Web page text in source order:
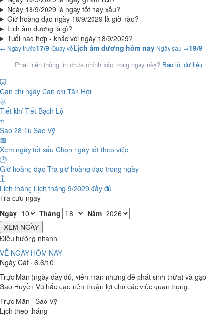
Ngày 18/9/2029 là ngày tốt hay xấu?
Giờ hoàng đạo ngày 18/9/2029 là giờ nào?
Lịch âm dương là gì?
Tuổi nào hợp - khắc với ngày 18/9/2029?
← Ngày trước17/9 Quay vềLịch âm dương hôm nay Ngày sau →19/9
Phát hiện thông tin chưa chính xác trong ngày này? Báo lỗi dữ liệu
🐷
Can chi ngày Can chi Tân Hợi
🌞
Tiết khí Tiết Bạch Lộ
⭐
Sao 28 Tú Sao Vỹ
📅
Xem ngày tốt xấu Chọn ngày tốt theo việc
🕐
Giờ hoàng đạo Tra giờ hoàng đạo trong ngày
🗓️
Lịch tháng Lịch tháng 9/2029 đầy đủ
Tra cứu ngày
Ngày
Tháng
Năm
XEM NGÀY
Điều hướng nhanh
VỀ NGÀY HÔM NAY
Ngày Cát · 6.6/10
Trực Mãn (ngày đầy đủ, viên mãn nhưng dễ phát sinh thừa) và gặp
Sao Huyền Vũ hắc đạo nên thuận lợi cho các việc quan trọng.
Trực Mãn · Sao Vỹ
Lịch theo tháng